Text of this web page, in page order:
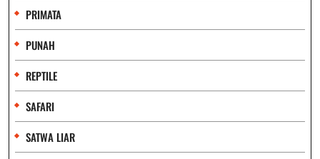
PRIMATA
PUNAH
REPTILE
SAFARI
SATWA LIAR